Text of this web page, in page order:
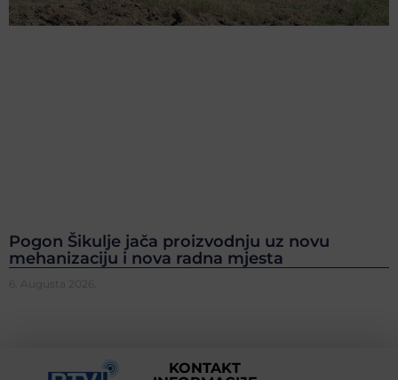
Pogon Šikulje jača proizvodnju uz novu
mehanizaciju i nova radna mjesta
6. Augusta 2026.
KONTAKT